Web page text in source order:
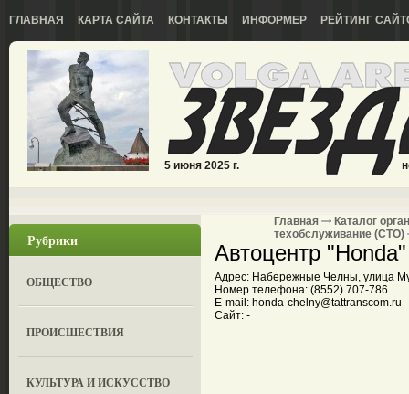
ГЛАВНАЯ КАРТА САЙТА КОНТАКТЫ ИНФОРМЕР РЕЙТИНГ
5 июня 2025 г.
Рубрики
ОБЩЕСТВО
ПРОИСШЕСТВИЯ
КУЛЬТУРА И ИСКУССТВО
Главная
Каталог
техобслуживание (СТО)
Автоцентр "Honda"
Адрес: Набережные Челны, улица
Номер телефона: (8552) 707-786
E-mail: honda-chelny@tattranscom.ru
Сайт: -